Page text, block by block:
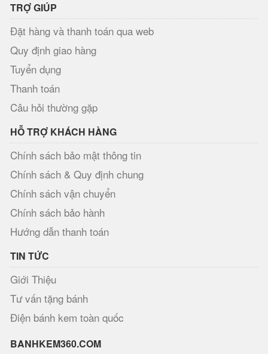
TRỢ GIÚP
Đặt hàng và thanh toán qua web
Quy định giao hàng
Tuyển dụng
Thanh toán
Câu hỏi thường gặp
HỖ TRỢ KHÁCH HÀNG
Chính sách bảo mật thông tin
Chính sách & Quy định chung
Chính sách vận chuyển
Chính sách bảo hành
Hướng dẫn thanh toán
TIN TỨC
Giới Thiệu
Tư vấn tặng bánh
Điện bánh kem toàn quốc
BANHKEM360.COM